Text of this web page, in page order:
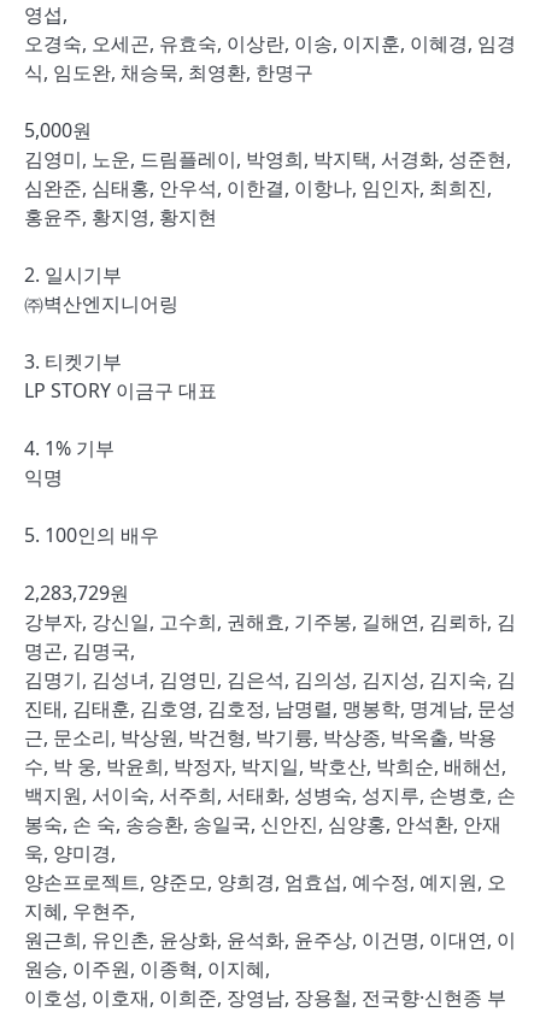
영섭,
오경숙, 오세곤, 유효숙, 이상란, 이송, 이지훈, 이혜경, 임경
식, 임도완, 채승묵, 최영환, 한명구
5,000원
김영미, 노운, 드림플레이, 박영희, 박지택, 서경화, 성준현,
심완준, 심태홍, 안우석, 이한결, 이항나, 임인자, 최희진,
홍윤주, 황지영, 황지현
2. 일시기부
㈜벽산엔지니어링
3. 티켓기부
LP STORY 이금구 대표
4. 1% 기부
익명
5. 100인의 배우
2,283,729원
강부자, 강신일, 고수희, 권해효, 기주봉, 길해연, 김뢰하, 김
명곤, 김명국,
김명기, 김성녀, 김영민, 김은석, 김의성, 김지성, 김지숙, 김
진태, 김태훈, 김호영, 김호정, 남명렬, 맹봉학, 명계남, 문성
근, 문소리, 박상원, 박건형, 박기륭, 박상종, 박옥출, 박용
수, 박 웅, 박윤희, 박정자, 박지일, 박호산, 박희순, 배해선,
백지원, 서이숙, 서주희, 서태화, 성병숙, 성지루, 손병호, 손
봉숙, 손 숙, 송승환, 송일국, 신안진, 심양홍, 안석환, 안재
욱, 양미경,
양손프로젝트, 양준모, 양희경, 엄효섭, 예수정, 예지원, 오
지혜, 우현주,
원근희, 유인촌, 윤상화, 윤석화, 윤주상, 이건명, 이대연, 이
원승, 이주원, 이종혁, 이지혜,
이호성, 이호재, 이희준, 장영남, 장용철, 전국향·신현종 부